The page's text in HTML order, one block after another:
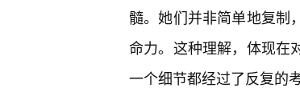
髓。她们并非简单地复制
命力。这种理解，体现在
一个细节都经过了反复的考